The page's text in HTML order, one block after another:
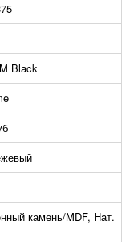
Black
камень/MDF, Нат.